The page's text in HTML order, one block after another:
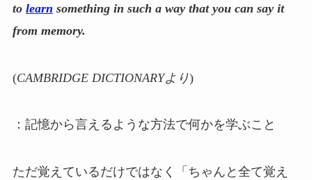
to learn something in such a way that you can say it
from memory.
(CAMBRIDGE DICTIONARYより)
：記憶から言えるような方法で何かを学ぶこと
ただ覚えているだけではなく「ちゃんと全て覚え